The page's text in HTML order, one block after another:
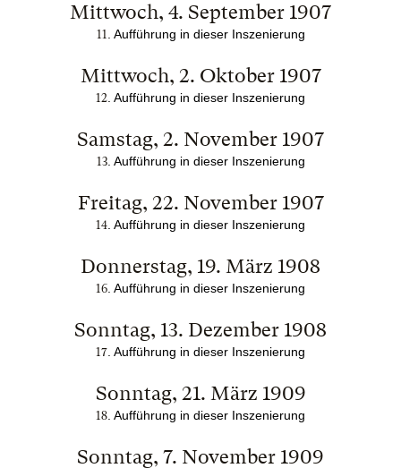
Mittwoch, 4. September 1907
11 . Aufführung in dieser Inszenierung
Mittwoch, 2. Oktober 1907
12 . Aufführung in dieser Inszenierung
Samstag, 2. November 1907
13. Aufführung in dieser Inszenierung
Freitag, 22. November 1907
14 . Aufführung in dieser Inszenierung
Donnerstag, 19. März 1908
16 . Aufführung in dieser Inszenierung
Sonntag, 13. Dezember 1908
17 . Aufführung in dieser Inszenierung
Sonntag, 21. März 1909
18 . Aufführung in dieser Inszenierung
Sonntag, 7. November 1909